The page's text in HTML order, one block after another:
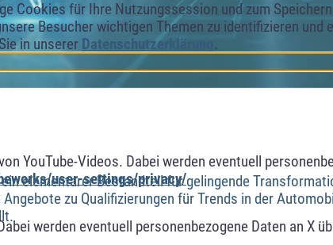
Cookies für Ihre Nutzungssession und zum
Besucher wichtigen Themen zu identifizieren
in unserer Datenschutzerklärung .
YouTube-Videos. Dabei werden eventuell
user-settings/privacy/
werden eventuell personenbezogene Daten an X
elementarer Bestandteil für gelingende
Angebote zu Qualifizierungen für Trends in der